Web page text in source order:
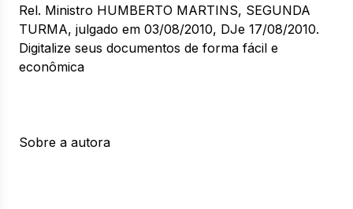
Rel. Ministro HUMBERTO MARTINS, SEGUNDA
TURMA, julgado em 03/08/2010, DJe 17/08/2010.
Digitalize seus documentos de forma fácil e
econômica
Sobre a autora